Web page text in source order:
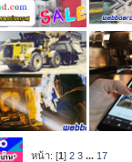
หน้า: [1]2 3 ... 17